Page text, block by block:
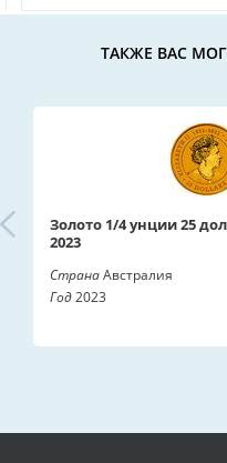
ТАКЖЕ ВАС
Золото 1/4 унции 25
2023
СтранаАвстралия
Год2023